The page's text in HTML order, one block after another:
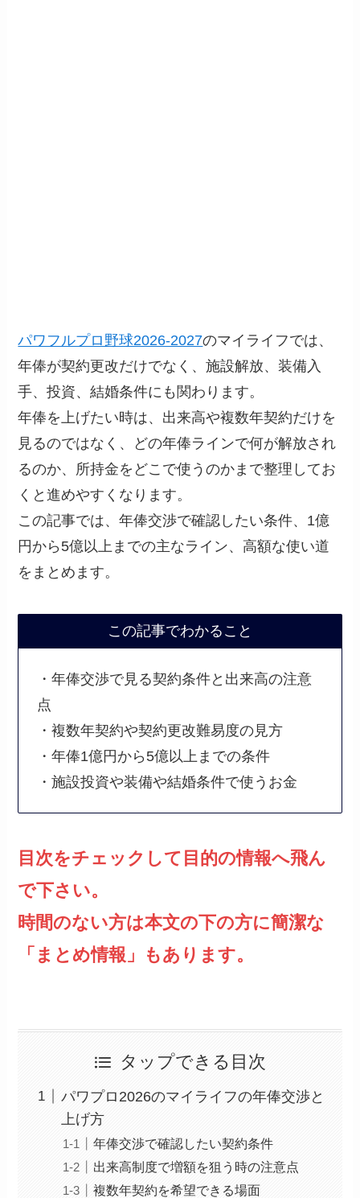
パワフルプロ野球2026-2027のマイライフでは、
年俸が契約更改だけでなく、施設解放、装備入
手、投資、結婚条件にも関わります。
年俸を上げたい時は、出来高や複数年契約だけを
見るのではなく、どの年俸ラインで何が解放され
るのか、所持金をどこで使うのかまで整理してお
くと進めやすくなります。
この記事では、年俸交渉で確認したい条件、1億
円から5億以上までの主なライン、高額な使い道
をまとめます。
この記事でわかること
・年俸交渉で見る契約条件と出来高の注意
点
・複数年契約や契約更改難易度の見方
・年俸1億円から5億以上までの条件
・施設投資や装備や結婚条件で使うお金
目次をチェックして目的の情報へ飛ん
で下さい。
時間のない方は本文の下の方に簡潔な
「まとめ情報」もあります。
タップできる目次
パワプロ2026のマイライフの年俸交渉と
上げ方
年俸交渉で確認したい契約条件
出来高制度で増額を狙う時の注意点
複数年契約を希望できる場面